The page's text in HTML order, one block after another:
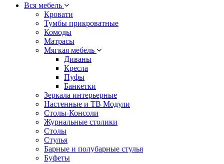
Вся мебель
Кровати
Тумбы прикроватные
Комоды
Матрасы
Мягкая мебель
Диваны
Кресла
Пуфы
Банкетки
Зеркала интерьерные
Настенные и ТВ Модули
Столы-Консоли
Журнальные столики
Столы
Стулья
Барные и полубарные стулья
Буфеты